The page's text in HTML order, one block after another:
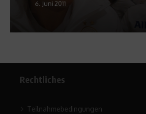
Rechtliches
Teilnahmebedingungen